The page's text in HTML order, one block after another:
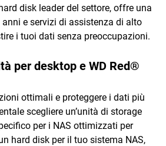
disk leader del settore, offre una
e servizi di assistenza di alto
i tuoi dati senza preoccupazioni.
per desktop e WD Red®
ottimali e proteggere i dati più
scegliere un’unità di storage
per i NAS ottimizzati per
hard disk per il tuo sistema NAS,